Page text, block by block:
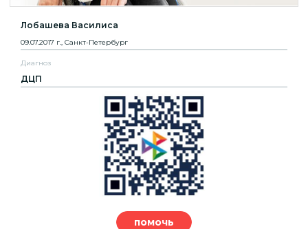
Лобашева Василиса
09.07.2017 г., Санкт-Петербург
Диагноз
ДЦП
помочь